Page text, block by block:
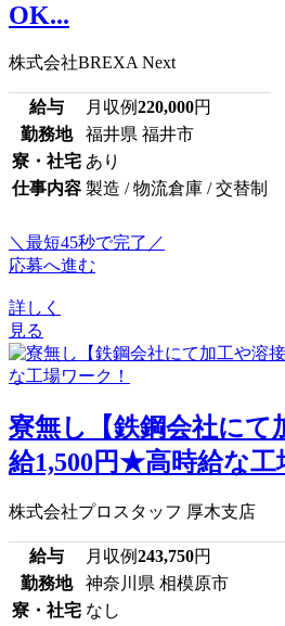
OK...
株式会社BREXA Next
給与 月収例220,000円
勤務地
福井県 福井市
寮・社宅 あり
仕事内容 製造 / 物流倉庫 / 交替制
＼最短45秒で完了／
応募へ進む
詳しく
見る
寮無し【鉄鋼会社にて
給1,500円★高時給な工
株式会社プロスタッフ 厚木支店
給与 月収例243,750円
勤務地
神奈川県 相模原市
寮・社宅 なし